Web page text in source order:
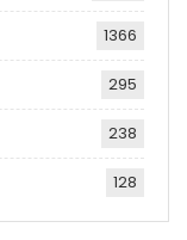
1366
295
238
128